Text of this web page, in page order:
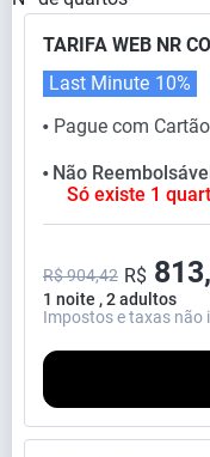
TARIFA WEB NR
⬤ Pague com
Last Minute 10%
⬤ Não
Só existe 1
1 noite , 2 adultos
R$ 904,42 R$ 813,
Impostos e taxas não